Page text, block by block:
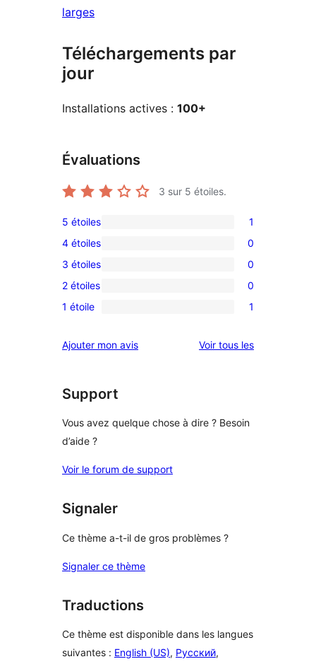
larges
Téléchargements par
jour
Installations actives : 100+
Évaluations
3 sur 5 étoiles.
1
avis
à
5
étoile
5 étoiles 1
0
avis
à
4
4 étoiles 0
0
avis
à
étoile
3 étoiles 0
0
avis
2
2 étoiles 0
1
à
étoile
1 étoile 1
Ajouter mon avis Voir tous lesavis
Support
Vous avez quelque chose à dire ? Besoin
d’aide ?
Voir le forum de support
Signaler
Ce thème a-t-il de gros problèmes ?
Signaler ce thème
Traductions
Ce thème est disponible dans les langues
suivantes : English (US), Русский,